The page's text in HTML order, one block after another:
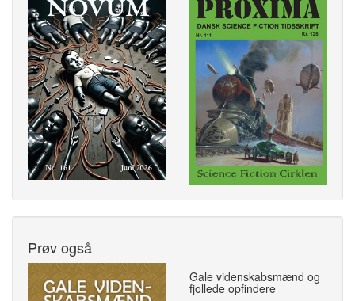
Prøv også
Gale videnskabsmænd og
fjollede opfindere